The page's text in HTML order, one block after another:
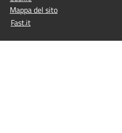
Mappa del sito
Fast.it